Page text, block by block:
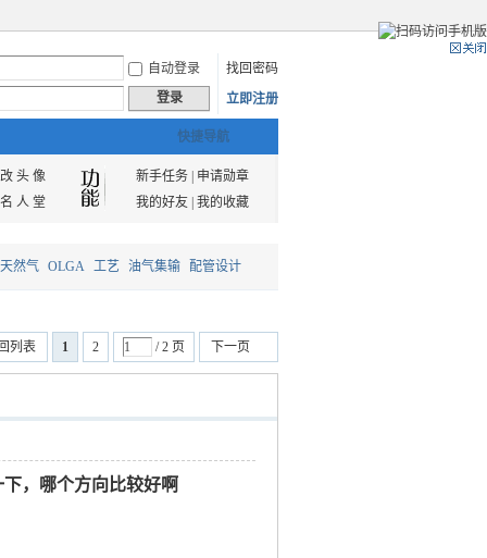
自动登录
找回密码
登录 立即注册
快捷导航
改 头 像 新手任务|
申请勋章
名 人 堂 我的好友| 我的收藏
然气 OLGA 工艺 油气集输 配管设计
1 2 / 2 页 下一页
列表
，哪个方向比较好啊